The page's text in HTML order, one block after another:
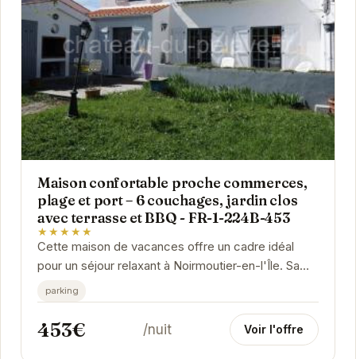
Maison confortable proche commerces,
plage et port – 6 couchages, jardin clos
avec terrasse et BBQ - FR-1-224B-453
★★★★★
Cette maison de vacances offre un cadre idéal
pour un séjour relaxant à Noirmoutier-en-l'Île. Sa
proximité avec les commerces, la plage et le...
parking
453€ /nuit Voir l'offre